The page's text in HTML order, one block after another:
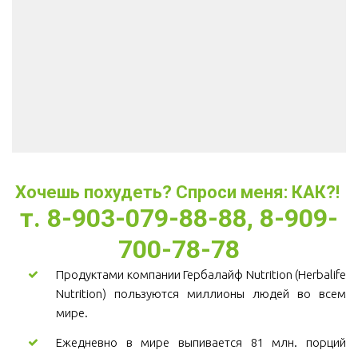
Хочешь похудеть? Спроси меня: КАК?!
т. 8-903-079-88-88, 8-909-
700-78-78
Продуктами компании Гербалайф Nutrition (Herbalife
Nutrition) пользуются миллионы людей во всем
мире.
Ежедневно в мире выпивается 81 млн. порций